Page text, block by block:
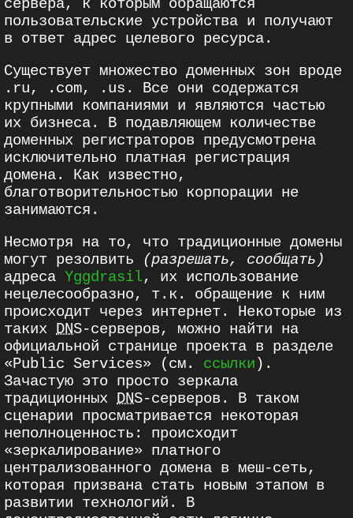
сервера, к которым обращаются
пользовательские устройства и получают
в ответ адрес целевого ресурса.
Существует множество доменных зон вроде
.ru, .com, .us. Все они содержатся
крупными компаниями и являются частью
их бизнеса. В подавляющем количестве
доменных регистраторов предусмотрена
исключительно платная регистрация
домена. Как известно,
благотворительностью корпорации не
занимаются.
Несмотря на то, что традиционные домены
могут резолвить (разрешать, сообщать)
адреса Yggdrasil, их использование
нецелесообразно, т.к. обращение к ним
происходит через интернет. Некоторые из
таких DNS-серверов, можно найти на
официальной странице проекта в разделе
«Public Services» (см. ссылки ).
Зачастую это просто зеркала
традиционных DNS-серверов. В таком
сценарии просматривается некоторая
неполноценность: происходит
«зеркалирование» платного
централизованного домена в меш-сеть,
которая призвана стать новым этапом в
развитии технологий. В